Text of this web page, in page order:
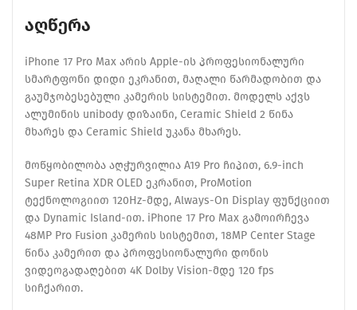
აღწერა
iPhone 17 Pro Max არის Apple-ის პროფესიონალური
სმარტფონი დიდი ეკრანით, მაღალი წარმადობით და
გაუმჯობესებული კამერის სისტემით. მოდელს აქვს
ალუმინის unibody დიზაინი, Ceramic Shield 2 წინა
მხარეს და Ceramic Shield უკანა მხარეს.
მოწყობილობა აღჭურვილია A19 Pro ჩიპით, 6.9-inch
Super Retina XDR OLED ეკრანით, ProMotion
ტექნოლოგიით 120Hz-მდე, Always-On Display ფუნქციით
და Dynamic Island-ით. iPhone 17 Pro Max გამოირჩევა
48MP Pro Fusion კამერის სისტემით, 18MP Center Stage
წინა კამერით და პროფესიონალური დონის
ვიდეოგადაღებით 4K Dolby Vision-მდე 120 fps
სიჩქარით.